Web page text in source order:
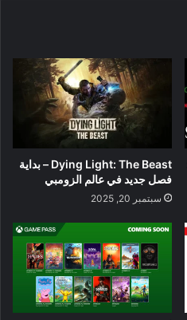
Dying Light: The Beast – بداية
فصل جديد في عالم الزومبي
سبتمبر 20, 2025